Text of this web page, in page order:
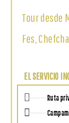
Tour desde
Fes,
EL SERVICIO
Ruta